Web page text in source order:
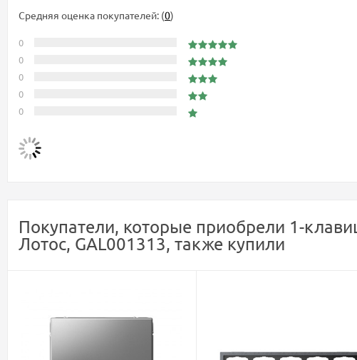
Средняя оценка покупателей: (0)
0
0
0
0
0
Покупатели, которые приобрели 1-
Лотос, GAL001313, также купили